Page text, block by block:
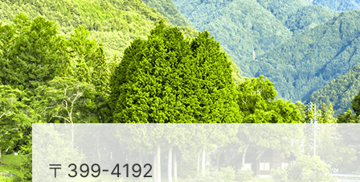
え
る
ま
ち
駒
〒399-4192